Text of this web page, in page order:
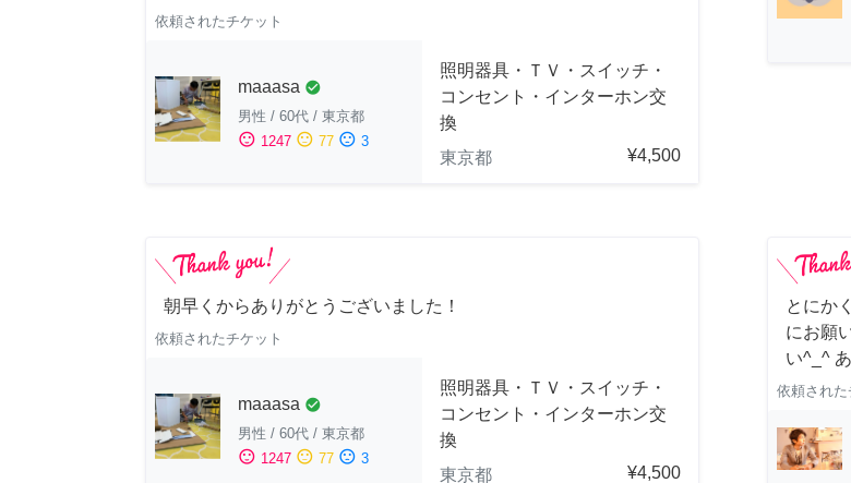
依頼されたチケット
maaasa check_circle
男性 / 60代 / 東京都
sentiment_satisfied 1247 sentiment_neutral 77 sentiment_dissatisfied 3
照明器具・ＴＶ・スイッチ・
コンセント・インターホン交
換
東京都
¥4,500
朝早くからありがとうございました！
依頼されたチケット
maaasa check_circle
男性 / 60代 / 東京都
sentiment_satisfied 1247 sentiment_neutral 77 sentiment_dissatisfied 3
照明器具・ＴＶ・スイッチ・
コンセント・インターホン交
換
東京都
¥4,500
とにか
にお願
い^_^
依頼された